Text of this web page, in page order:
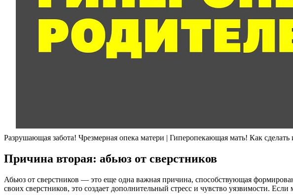
Разрушающая забота! Чрезмерная опека матери | Гиперопекающая мать! Как сделать
Причина вторая: абьюз от сверстников
Абьюз от сверстников — это еще одна важная причина, способствующая
своих сверстников, это создает дополнительный стресс и чувство уязвимости.